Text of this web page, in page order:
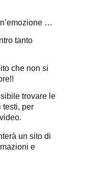
…
tanto
che non si
trovare le
testi, per
un sito di
e